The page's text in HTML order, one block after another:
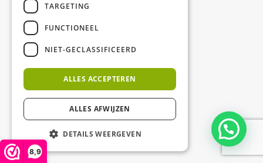
8,9
TARGETING
FUNCTIONEEL
NIET-GECLASSIFICEERD
ALLES ACCEPTEREN
ALLES AFWIJZEN
DETAILS WEERGEVEN